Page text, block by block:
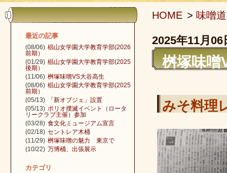
HOME > 味噌道
2025年11月06
桝塚味噌
みそ料理
最近の記事
(08/06) 椙山女学園大学教育学部(2026
前期）
(01/29) 椙山女学園大学教育学部(2025
後期）
(11/06) 桝塚味噌VS大谷高生
(08/06) 椙山女学園大学教育学部(2025
前期）
(05/13)
「新オブジェ」設置
(05/13) ポリオ撲滅イベント（ロータ
リークラブ主催）参加
(03/28) 食文化ミュージアム宣言
(02/18) セントレア木桶
(11/29) 桝塚味噌の魅力 東京で
(10/22) 万博桶、出張展示
カテゴリ